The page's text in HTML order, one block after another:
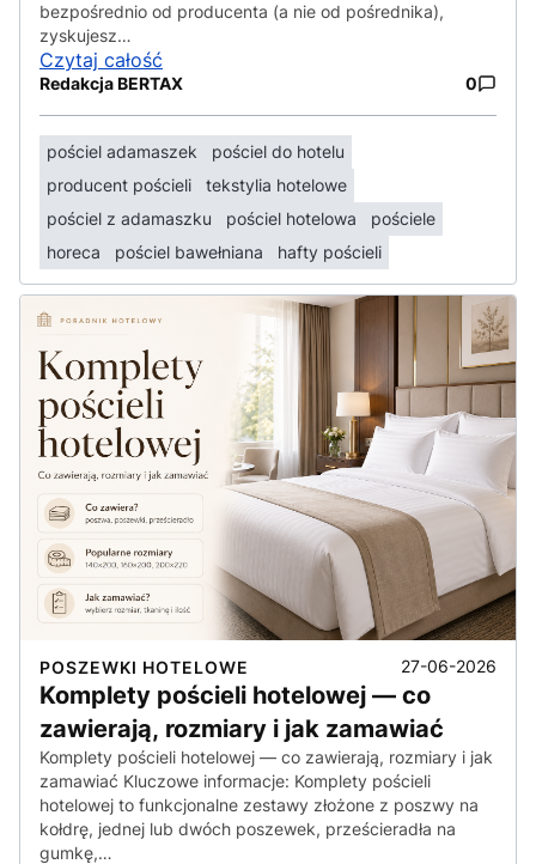
bezpośrednio od producenta (a nie od pośrednika),
zyskujesz…
Czytaj całość
Redakcja BERTAX 0
pościel adamaszek
pościel do hotelu
producent pościeli
tekstylia hotelowe
pościel z adamaszku
pościel hotelowa
pościele
horeca
pościel bawełniana hafty pościeli
POSZEWKI HOTELOWE 27-06-2026
Komplety pościeli hotelowej — co
zawierają, rozmiary i jak zamawiać
Komplety pościeli hotelowej — co zawierają, rozmiary i jak
zamawiać Kluczowe informacje: Komplety pościeli
hotelowej to funkcjonalne zestawy złożone z poszwy na
kołdrę, jednej lub dwóch poszewek, prześcieradła na
gumkę,…